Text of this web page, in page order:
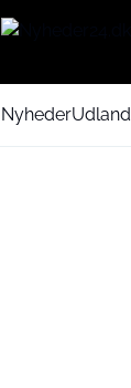
NyhederUdland